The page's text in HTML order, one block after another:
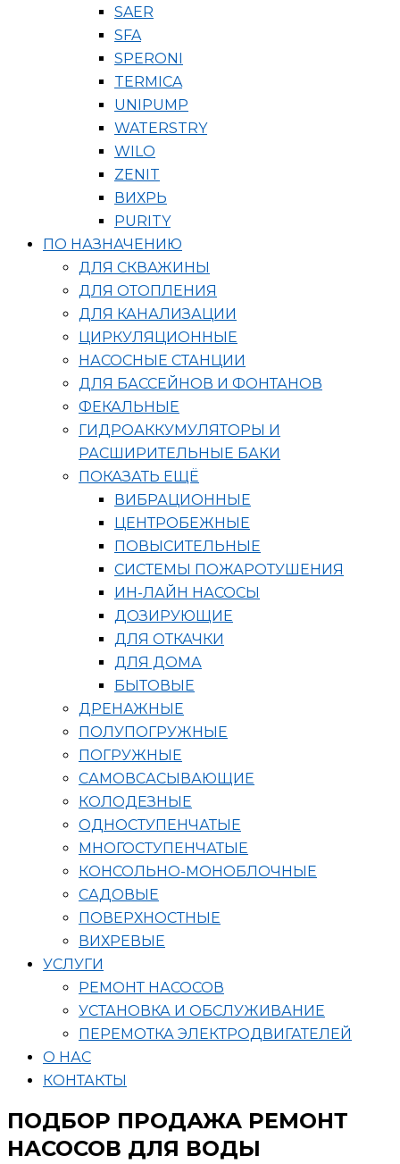
SAER
SFA
SPERONI
TERMICA
UNIPUMP
WATERSTRY
WILO
ZENIT
ВИХРЬ
PURITY
ПО НАЗНАЧЕНИЮ
ДЛЯ СКВАЖИНЫ
ДЛЯ ОТОПЛЕНИЯ
ДЛЯ КАНАЛИЗАЦИИ
ЦИРКУЛЯЦИОННЫЕ
НАСОСНЫЕ СТАНЦИИ
ДЛЯ БАССЕЙНОВ И ФОНТАНОВ
ФЕКАЛЬНЫЕ
ГИДРОАККУМУЛЯТОРЫ И
РАСШИРИТЕЛЬНЫЕ БАКИ
ПОКАЗАТЬ ЕЩЁ
ВИБРАЦИОННЫЕ
ЦЕНТРОБЕЖНЫЕ
ПОВЫСИТЕЛЬНЫЕ
СИСТЕМЫ ПОЖАРОТУШЕНИЯ
ИН-ЛАЙН НАСОСЫ
ДОЗИРУЮЩИЕ
ДЛЯ ОТКАЧКИ
ДЛЯ ДОМА
БЫТОВЫЕ
ДРЕНАЖНЫЕ
ПОЛУПОГРУЖНЫЕ
ПОГРУЖНЫЕ
САМОВСАСЫВАЮЩИЕ
КОЛОДЕЗНЫЕ
ОДНОСТУПЕНЧАТЫЕ
МНОГОСТУПЕНЧАТЫЕ
КОНСОЛЬНО-МОНОБЛОЧНЫЕ
САДОВЫЕ
ПОВЕРХНОСТНЫЕ
ВИХРЕВЫЕ
УСЛУГИ
РЕМОНТ НАСОСОВ
УСТАНОВКА И ОБСЛУЖИВАНИЕ
ПЕРЕМОТКА ЭЛЕКТРОДВИГАТЕЛЕЙ
О НАС
КОНТАКТЫ
ПОДБОР ПРОДАЖА РЕМОНТ
НАСОСОВ ДЛЯ ВОДЫ